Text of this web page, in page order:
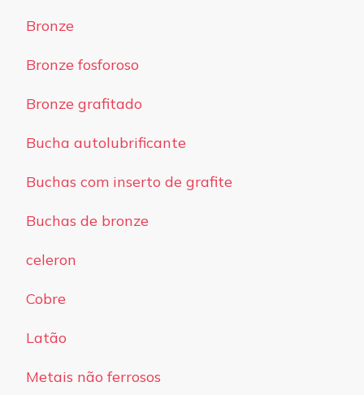
Bronze
Bronze fosforoso
Bronze grafitado
Bucha autolubrificante
Buchas com inserto de grafite
Buchas de bronze
celeron
Cobre
Latão
Metais não ferrosos